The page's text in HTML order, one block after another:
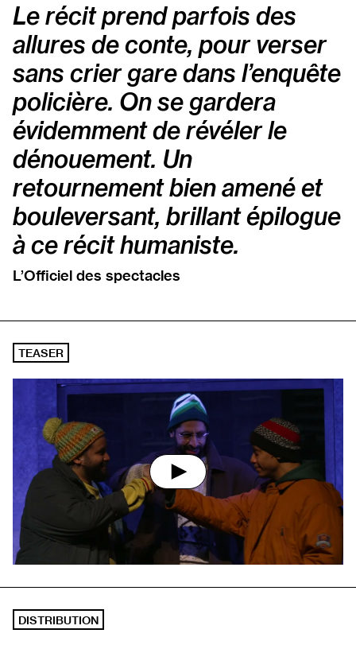
Le récit prend parfois des
allures de conte, pour verser
sans crier gare dans l’enquête
policière. On se gardera
évidemment de révéler le
dénouement. Un
retournement bien amené et
bouleversant, brillant épilogue
à ce récit humaniste.
L’Officiel des spectacles
TEASER
Lancer la vidéo
DISTRIBUTION